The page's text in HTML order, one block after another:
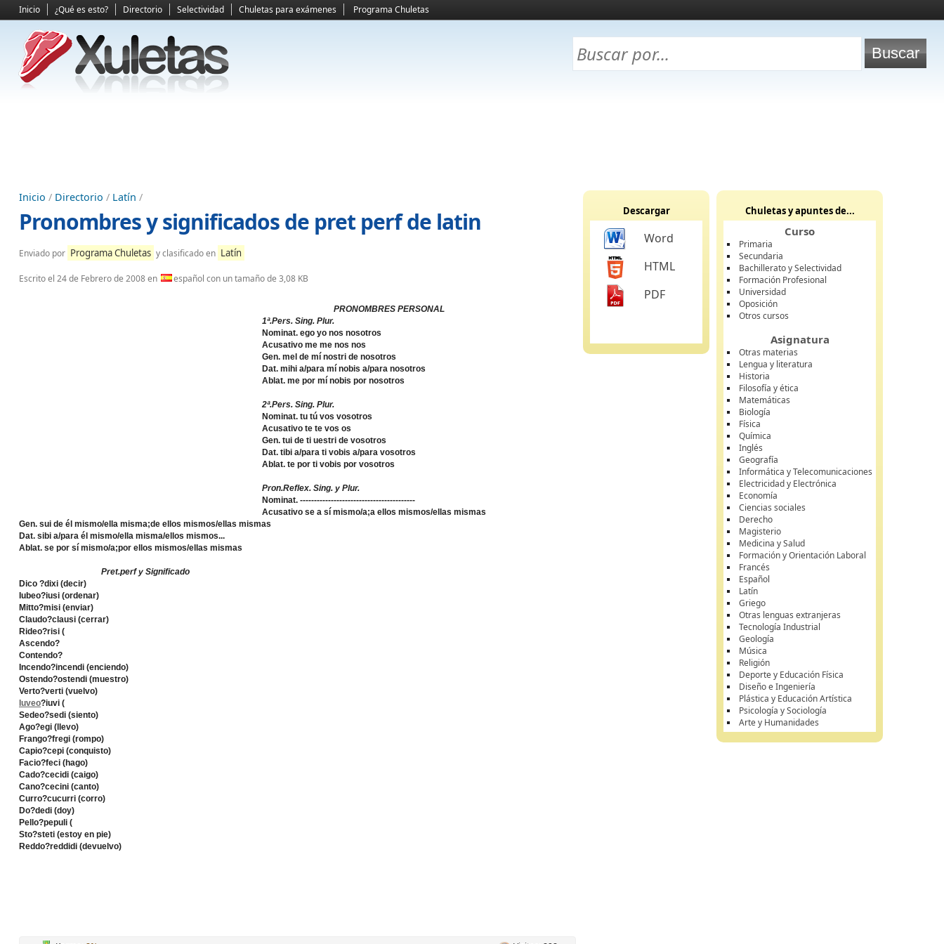
Inicio ¿Qué es esto? Directorio Selectividad Chuletas para exámenes Programa Chuletas
Inicio / Directorio / Latín /
Pronombres y significados de pret perf de latin
Enviado por Programa Chuletas y clasificado en Latín
Escrito el 24 de Febrero de 2008en español con un tamaño de 3,08 KB
PRONOMBRES PERSONAL
1ª.Pers. Sing. Plur.
Nominat. ego yo nos nosotros
Acusativo me me nos nos
Gen. mel de mí nostri de nosotros
Dat. mihi a/para mí nobis a/para nosotros
Ablat. me por mí nobis por nosotros
2ª.Pers. Sing. Plur.
Nominat. tu tú vos vosotros
Acusativo te te vos os
Gen. tui de ti uestri de vosotros
Dat. tibi a/para ti vobis a/para vosotros
Ablat. te por ti vobis por vosotros
Pron.Reflex. Sing. y Plur.
Nominat. -----------------------------------------
Acusativo se a sí mismo/a;a ellos mismos/ellas mismas
Gen. sui de él mismo/ella misma;de ellos mismos/ellas mismas
Dat. sibi a/para él mismo/ella misma/ellos mismos...
Ablat. se por sí mismo/a;por ellos mismos/ellas mismas
Pret.perf y Significado
Dico ?dixi (decir)
Iubeo?iusi (ordenar)
Mitto?misi (enviar)
Claudo?clausi (cerrar)
Rideo?risi (
Ascendo?
Contendo?
Incendo?incendi (enciendo)
Ostendo?ostendi (muestro)
Verto?verti (vuelvo)
Iuveo?iuvi (
Sedeo?sedi (siento)
Ago?egi (llevo)
Frango?fregi (rompo)
Capio?cepi (conquisto)
Facio?feci (hago)
Cado?cecidi (caigo)
Cano?cecini (canto)
Curro?cucurri (corro)
Do?dedi (doy)
Pello?pepuli (
Sto?steti (estoy en pie)
Reddo?reddidi (devuelvo)
Descargar
Word
HTML
PDF
Chuletas y apuntes de...
Curso
Primaria
Secundaria
Bachillerato y Selectividad
Formación Profesional
Universidad
Oposición
Otros cursos
Asignatura
Otras materias
Lengua y literatura
Historia
Filosofía y ética
Matemáticas
Biología
Física
Química
Inglés
Geografía
Informática y Telecomunicaciones
Electricidad y Electrónica
Economía
Ciencias sociales
Derecho
Magisterio
Medicina y Salud
Formación y Orientación Laboral
Francés
Español
Latín
Griego
Otras lenguas extranjeras
Tecnología Industrial
Geología
Música
Religión
Deporte y Educación Física
Diseño e Ingeniería
Plástica y Educación Artística
Psicología y Sociología
Arte y Humanidades